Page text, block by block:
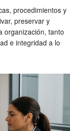
procedimientos y
preservar y
organización, tanto
e integridad a lo